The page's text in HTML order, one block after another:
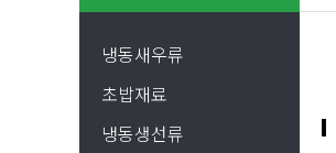
냉동새우류
초밥재료
냉동생선류